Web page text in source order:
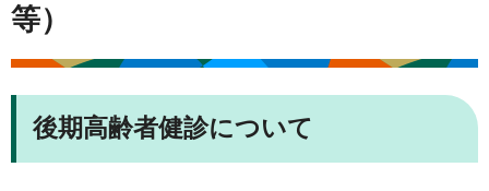
等）
後期高齢者健診について